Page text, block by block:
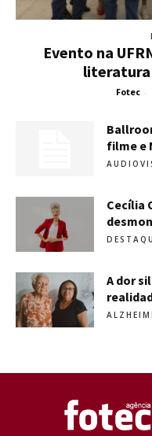
Evento na
literatura
Fotec -
filme e
Cecília
A dor